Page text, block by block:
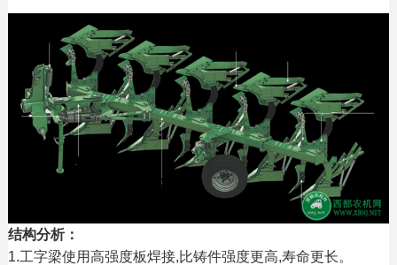
结构分析：
1.工字梁使用高强度板焊接,比铸件强度更高,寿命更长。